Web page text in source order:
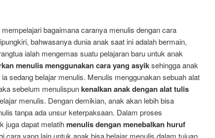
bagaimana caranya menulis dengan cara
bahwasanya dunia anak saat ini adalah bermain,
ialah mengemas suatu pelajaran baru untuk anak
menulis menggunakan cara yang asyiksehingga anak
sedang belajar menulis. Menulis menggunakan sebuah alat
sebelum menulispunkenalkan anak dengan alat tulis
menulis. Dengan demikian, anak akan lebih bisa
tanpa ada unsur keterpaksaan. Dalam proses
juga dapat melatih menulis dengan menebalkan huruf
cara yang lain untuk anak bisa belajar menulis dalam tujuan